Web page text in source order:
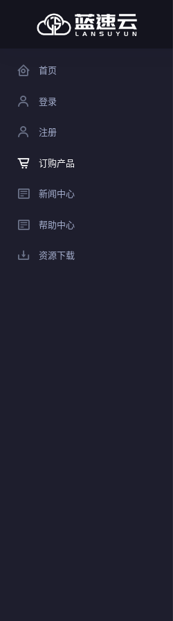
首页
登录
注册
订购产品
新闻中心
帮助中心
资源下载